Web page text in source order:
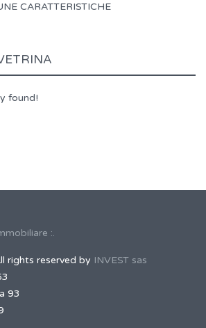
CARATTERISTICHE
found!
rights reserved by INVEST sas
93